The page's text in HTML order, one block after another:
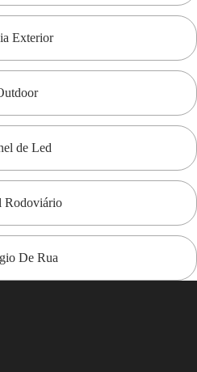
Exterior
de Led
Rodoviário
De Rua